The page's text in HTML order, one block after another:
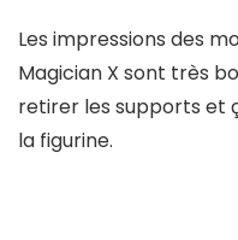
Les impressions des
Magician X sont très
retirer les supports et
la figurine.